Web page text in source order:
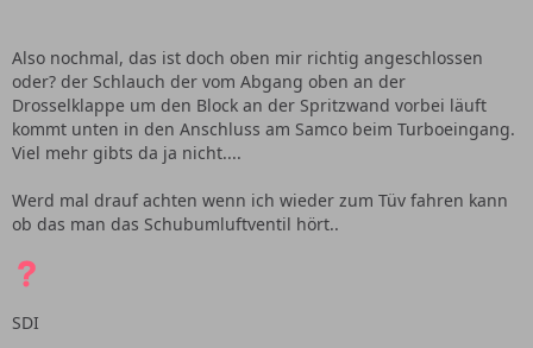
Also nochmal, das ist doch oben mir richtig angeschlossen
oder? der Schlauch der vom Abgang oben an der
Drosselklappe um den Block an der Spritzwand vorbei läuft
kommt unten in den Anschluss am Samco beim Turboeingang.
Viel mehr gibts da ja nicht....
Werd mal drauf achten wenn ich wieder zum Tüv fahren kann
ob das man das Schubumluftventil hört..
SDI